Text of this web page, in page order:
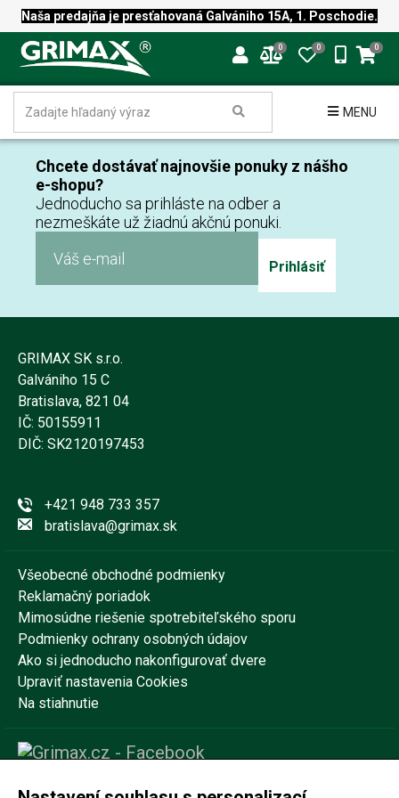
Naša predajňa je presťahovaná Galvániho 15A, 1. Poschodie.
0 0 0
MENU
Chcete dostávať najnovšie ponuky z nášho
e-shopu?
Jednoducho sa prihláste na odber a
nezmeškáte už žiadnú akčnú ponuki.
Prihlásiť
GRIMAX SK s.r.o.
Galvániho 15 C
Bratislava, 821 04
IČ: 50155911
DIČ: SK2120197453
+421 948 733 357
bratislava@grimax.sk
Všeobecné obchodné podmienky
Reklamačný poriadok
Mimosúdne riešenie spotrebiteľského sporu
Podmienky ochrany osobných údajov
Ako si jednoducho nakonfigurovať dvere
Upraviť nastavenia Cookies
Na stiahnutie